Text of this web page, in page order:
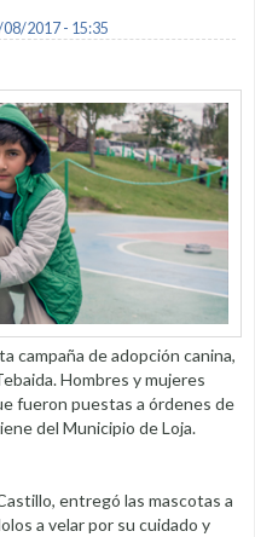
08/2017 - 15:35
campaña de adopción canina,
Hombres y mujeres
fueron puestas a órdenes de
del Municipio de Loja.
entregó las mascotas a
a velar por su cuidado y